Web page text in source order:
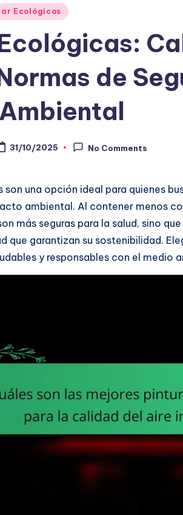
Ecológicos
de
31/10/2025 No Comments
son una opción ideal para quienes
ambiental. Al contener menos
más seguras para la salud, sino
que garantizan su sostenibilidad.
y responsables con el medio